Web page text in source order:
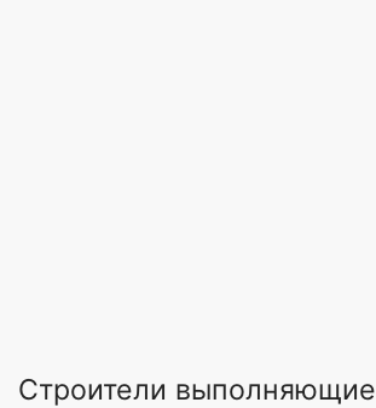
Строители выполняющие